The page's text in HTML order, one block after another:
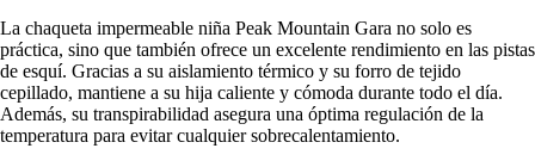
La chaqueta impermeable niña Peak Mountain Gara no solo es
práctica, sino que también ofrece un excelente rendimiento en las pistas
de esquí. Gracias a su aislamiento térmico y su forro de tejido
cepillado, mantiene a su hija caliente y cómoda durante todo el día.
Además, su transpirabilidad asegura una óptima regulación de la
temperatura para evitar cualquier sobrecalentamiento.